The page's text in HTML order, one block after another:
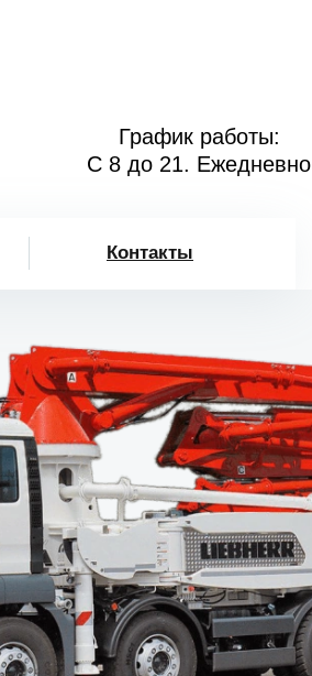
График работы:
С 8 до 21. Ежедневно
Контакты